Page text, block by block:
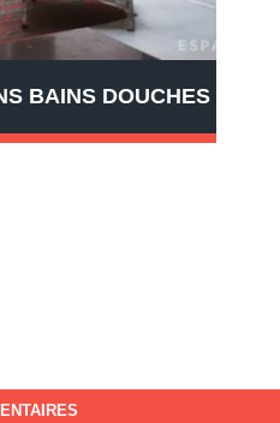
BAINS DOUCHES